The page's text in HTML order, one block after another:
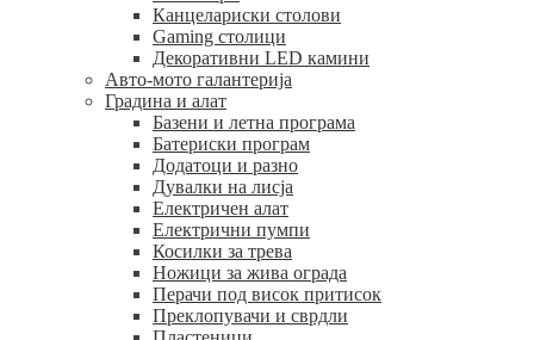
Канцелариски столови
Gaming столици
Декоративни LED камини
Авто-мото галантерија
Градина и алат
Базени и летна програма
Батериски програм
Додатоци и разно
Дувалки на лисја
Електричен алат
Електрични пумпи
Косилки за трева
Ножици за жива ограда
Перачи под висок притисок
Преклопувачи и сврдли